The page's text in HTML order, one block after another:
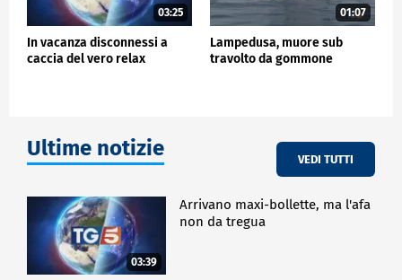
03:25
In vacanza disconnessi a
caccia del vero relax
01:07
Lampedusa, muore sub
travolto da gommone
Ultime notizie VEDI TUTTI
03:39
Arrivano maxi-bollette, ma l'afa
non da tregua